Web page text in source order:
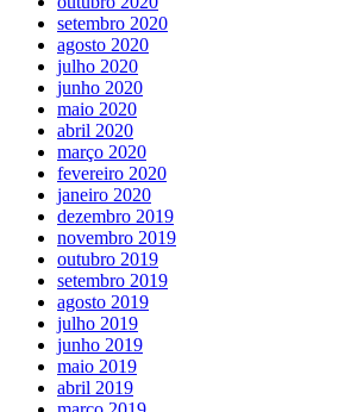
setembro 2020
agosto 2020
julho 2020
junho 2020
maio 2020
abril 2020
março 2020
fevereiro 2020
janeiro 2020
dezembro 2019
novembro 2019
outubro 2019
setembro 2019
agosto 2019
julho 2019
junho 2019
maio 2019
abril 2019